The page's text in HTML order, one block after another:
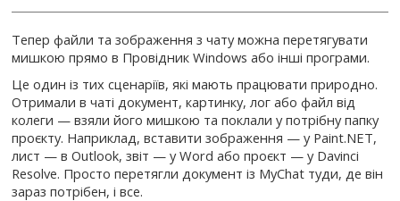
Тепер файли та зображення з чату можна перетягувати
мишкою прямо в Провідник Windows або інші програми.
Це один із тих сценаріїв, які мають працювати природно.
Отримали в чаті документ, картинку, лог або файл від
колеги — взяли його мишкою та поклали у потрібну папку
проєкту. Наприклад, вставити зображення — у Paint.NET,
лист — в Outlook, звіт — у Word або проєкт — у Davinci
Resolve. Просто перетягли документ із MyChat туди, де він
зараз потрібен, і все.